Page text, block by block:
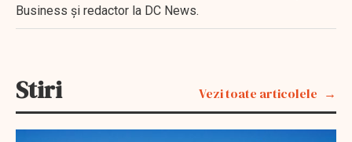
Business şi redactor la DC News.
Stiri Vezi toate articolele